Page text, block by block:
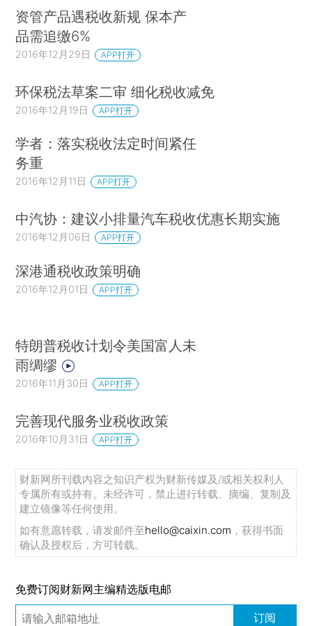
资管产品遇税收新规 保本产
品需追缴6%
2016年12月29日 APP打开
环保税法草案二审 细化税收减免
2016年12月19日 APP打开
学者：落实税收法定时间紧任
务重
2016年12月11日 APP打开
中汽协：建议小排量汽车税收优惠长期实施
2016年12月06日 APP打开
深港通税收政策明确
2016年12月01日 APP打开
特朗普税收计划令美国富人未
雨绸缪
2016年11月30日 APP打开
完善现代服务业税收政策
2016年10月31日 APP打开
财新网所刊载内容之知识产权为财新传媒及/或相关权利人
专属所有或持有。未经许可，禁止进行转载、摘编、复制及
建立镜像等任何使用。
如有意愿转载，请发邮件至hello@caixin.com ，获得书面
确认及授权后，方可转载。
免费订阅财新网主编精选版电邮
订阅